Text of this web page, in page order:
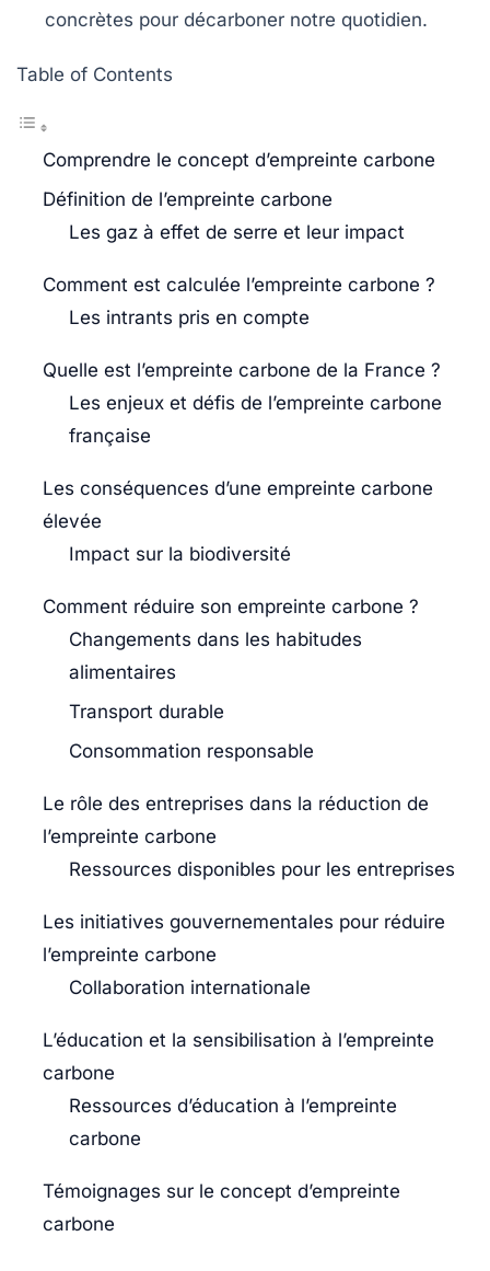
concrètes pour décarboner notre quotidien.
Table of Contents
Comprendre le concept d’empreinte carbone
Définition de l’empreinte carbone
Les gaz à effet de serre et leur impact
Comment est calculée l’empreinte carbone ?
Les intrants pris en compte
Quelle est l’empreinte carbone de la France ?
Les enjeux et défis de l’empreinte carbone
française
Les conséquences d’une empreinte carbone
élevée
Impact sur la biodiversité
Comment réduire son empreinte carbone ?
Changements dans les habitudes
alimentaires
Transport durable
Consommation responsable
Le rôle des entreprises dans la réduction de
l’empreinte carbone
Ressources disponibles pour les entreprises
Les initiatives gouvernementales pour réduire
l’empreinte carbone
Collaboration internationale
L’éducation et la sensibilisation à l’empreinte
carbone
Ressources d’éducation à l’empreinte
carbone
Témoignages sur le concept d’empreinte
carbone